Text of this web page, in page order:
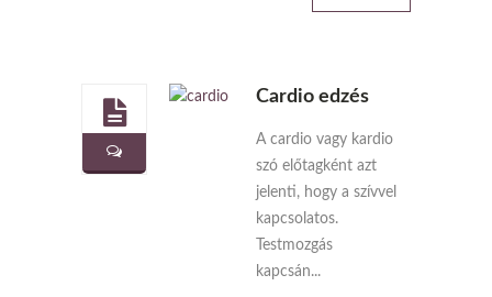
Cardio edzés
A cardio vagy kardio
szó előtagként azt
jelenti, hogy a szívvel
kapcsolatos.
Testmozgás
kapcsán...